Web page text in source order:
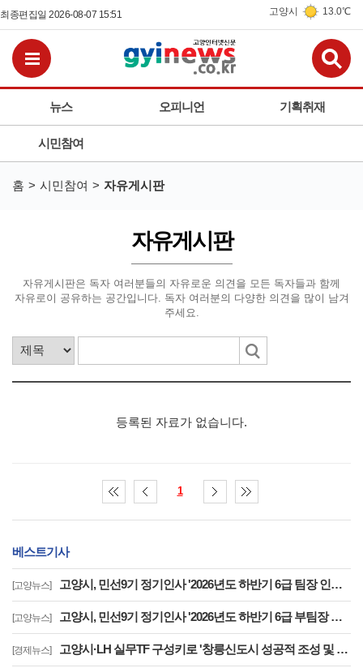
최종편집일 2026-08-07 15:51 고양시 13.0℃
뉴스 오피니언 기획취재
시민참여
홈 시민참여 자유게시판
자유게시판
자유게시판은 독자 여러분들의 자유로운 의견을 모든 독자들과 함께
자유로이 공유하는 공간입니다. 독자 여러분의 다양한 의견을 많이 남겨
주세요.
등록된 자료가 없습니다.
1
베스트기사
[고양뉴스] 고양시, 민선9기 정기인사 '2026년도 하반기 6급 팀장 인사발령 사항'
[고양뉴스] 고양시, 민선9기 정기인사 '2026년도 하반기 6급 부팀장 이하 인사발령 사항'
[경제뉴스] 고양시·LH 실무TF 구성키로 '창릉신도시 성공적 조성 및 자족기능 강화 협력'